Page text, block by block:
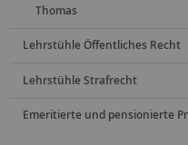
Thomas
Lehrstühle Öffentliches Recht
Lehrstühle Strafrecht
Emeritierte und pensionierte